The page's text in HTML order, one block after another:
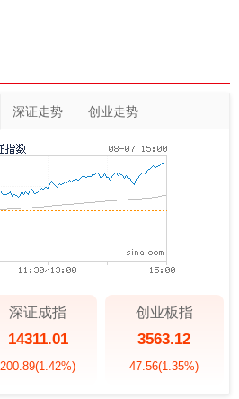
深证走势 创业走势
深证成指
14311.01
200.89(1.42%)
创业板指
3563.12
47.56(1.35%)